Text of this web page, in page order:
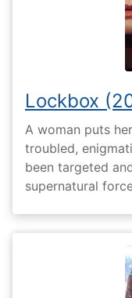
Lockbox
A woman puts
troubled,
been targeted
supernatural